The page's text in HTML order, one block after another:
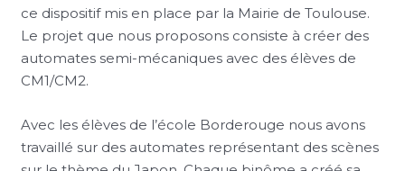
ce dispositif mis en place par la Mairie de Toulouse.
Le projet que nous proposons consiste à créer des
automates semi-mécaniques avec des élèves de
CM1/CM2.
Avec les élèves de l’école Borderouge nous avons
travaillé sur des automates représentant des scènes